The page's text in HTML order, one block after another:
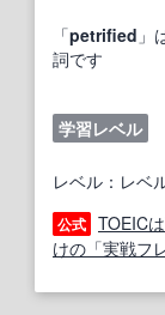
「petrified 」
詞です
学習レベル
レベル：レベ
公式 TOEIC
けの「実戦フ